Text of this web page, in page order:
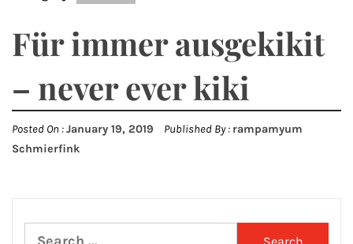
Für immer ausgekikit
– never ever kiki
Posted On :January 19, 2019 Published By : rampamyum
Schmierfink
Search